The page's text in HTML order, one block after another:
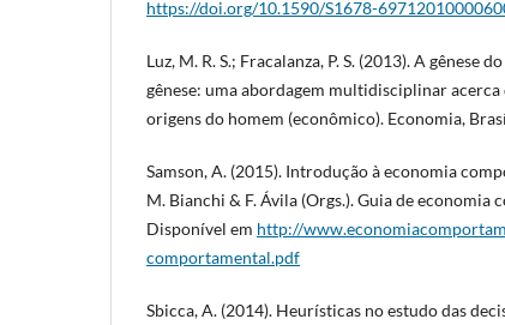
https://doi.org/10.1590/S1678-
Luz, M. R. S.; Fracalanza, P. S. (2013). A gênese
gênese: uma abordagem multidisciplinar
origens do homem (econômico). Economia,
Samson, A. (2015). Introdução à economia
M. Bianchi & F. Ávila (Orgs.). Guia de
Disponível em http://
comportamental.pdf
Sbicca, A. (2014). Heurísticas no estudo das